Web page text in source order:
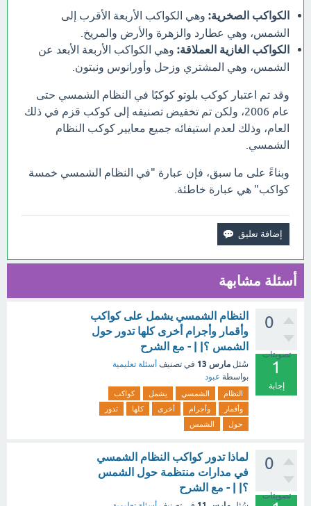
الكواكب الصخرية: وهي الكواكب الأربعة الأقرب إلى
الشمس، وهي عطارد والزهرة والأرض والمريخ.
الكواكب الغازية العملاقة: وهي الكواكب الأربعة الأبعد عن
الشمس، وهي المشتري وزحل وأورانوس ونبتون.
وقد تم اعتبار كوكب بلوتو كوكبًا في النظام الشمسي حتى
عام 2006، ولكن تم تخفيض تصنيفه إلى كوكب قزم في ذلك
العام، وذلك لعدم استيفائه جميع معايير كوكب النظام
الشمسي.
وبناءً على ما سبق، فإن عبارة "في النظام الشمسي خمسة
كواكب" هي عبارة خاطئة.
أسئلة مشابهة
0
تصويتات
1
إجابة
النظام الشمسي يشمل على كواكب
وأقمار وأجرام أخرى كلها تدور حول
الشمس ؟| | - مع الشرح
سُئل مارس 13 في تصنيف أسئلة تعليمية
بواسطة عبود
النظام الشمسي يشمل
كواكب
وأقمار
وأجرام أخرى كلها
تدور
حول
الشمس
0
تصويتات
لماذا تدور كواكب النظام الشمسي
في مدارات منتظمة حول الشمس
؟| | - مع الشرح